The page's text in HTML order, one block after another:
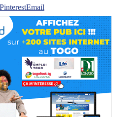
PinterestEmail